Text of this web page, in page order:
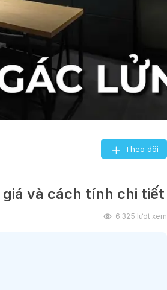
Theo dõi
và cách tính chi tiết
6.325 lượt xem